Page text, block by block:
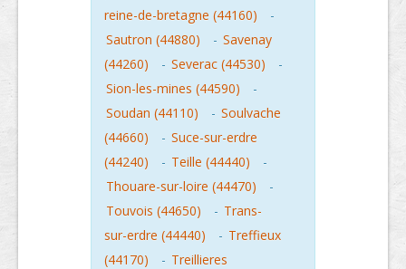
reine-de-bretagne (44160)
-
Sautron (44880)
- Savenay
(44260)
- Severac (44530)
-
Sion-les-mines (44590)
-
Soudan (44110)
- Soulvache
(44660)
- Suce-sur-erdre
(44240)
- Teille (44440)
-
Thouare-sur-loire (44470)
-
Touvois (44650)
- Trans-
sur-erdre (44440)
- Treffieux
(44170)
- Treillieres